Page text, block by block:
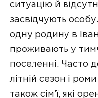
ситуацію й
засвідчують
одну родину в
проживають у
поселенні. Часто
літній сезон і
також сім’ї, які